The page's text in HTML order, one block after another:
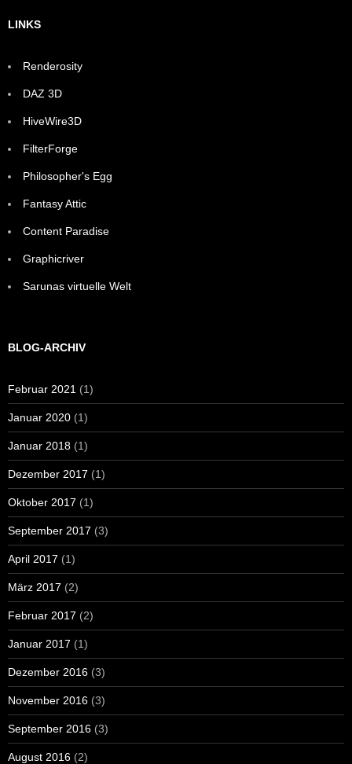
LINKS
Renderosity
DAZ 3D
HiveWire3D
FilterForge
Philosopher's Egg
Fantasy Attic
Content Paradise
Graphicriver
Sarunas virtuelle Welt
BLOG-ARCHIV
Februar 2021 (1)
Januar 2020 (1)
Januar 2018 (1)
Dezember 2017 (1)
Oktober 2017 (1)
September 2017 (3)
April 2017 (1)
März 2017 (2)
Februar 2017 (2)
Januar 2017 (1)
Dezember 2016 (3)
November 2016 (3)
September 2016 (3)
August 2016 (2)